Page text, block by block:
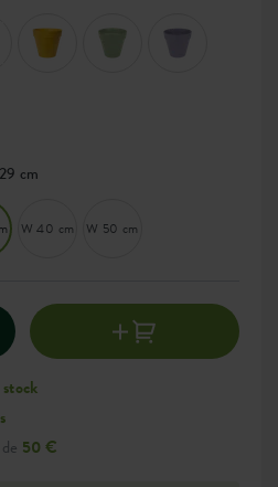
cm
W 40 cm W 50 cm
50 €